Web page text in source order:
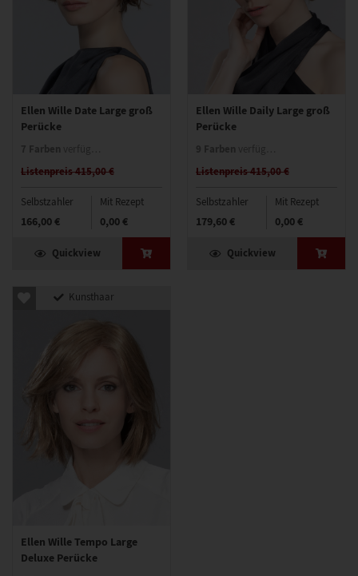
Ellen Wille Date Large groß
Perücke
Listenpreis 415,00 €
Selbstzahler
166,00 €
Mit Rezept
0,00 €
Quickview
Ellen Wille Daily Large groß
Perücke
Listenpreis 415,00 €
Selbstzahler
179,60 €
Mit Rezept
0,00 €
Quickview
Kunsthaar
Ellen Wille Tempo Large
Deluxe Perücke